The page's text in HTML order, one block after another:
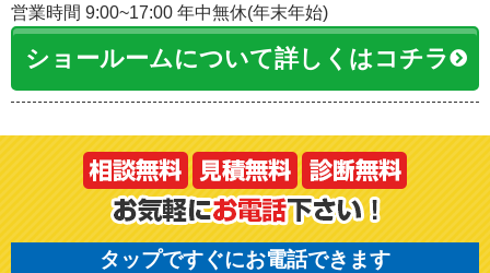
営業時間 9:00~17:00 年中無休(年末年始)
ショールームについて詳しくはコチラ
タップですぐにお電話できます